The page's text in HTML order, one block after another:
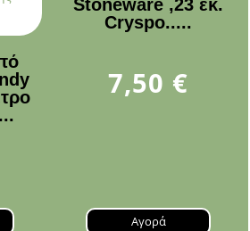
Stoneware ,23 εκ.
Cryspo.....
7,50 €
Αγορά